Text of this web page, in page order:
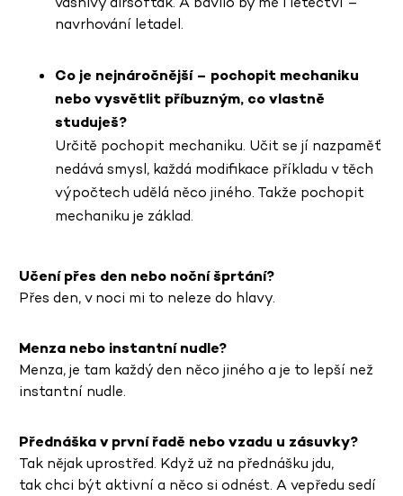
navrhování letadel.
Co je nejnáročnější – pochopit mechaniku
nebo vysvětlit příbuzným, co vlastně
studuješ?
Určitě pochopit mechaniku. Učit se jí nazpaměť
nedává smysl, každá modifikace příkladu v těch
výpočtech udělá něco jiného. Takže pochopit
mechaniku je základ.
Učení přes den nebo noční šprtání?
Přes den, v noci mi to neleze do hlavy.
Menza nebo instantní nudle?
Menza, je tam každý den něco jiného a je to lepší než
instantní nudle.
Přednáška v první řadě nebo vzadu u zásuvky?
Tak nějak uprostřed. Když už na přednášku jdu,
tak chci být aktivní a něco si odnést. A vepředu sedí